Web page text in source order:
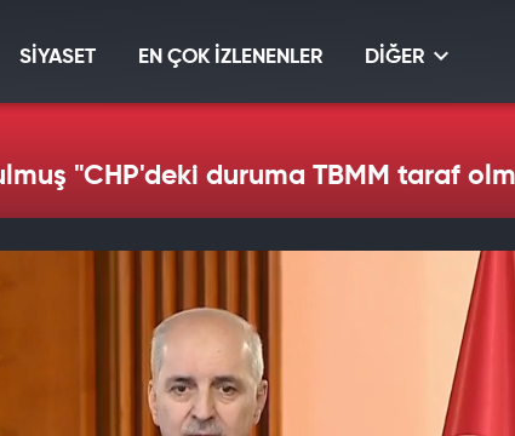
SİYASET EN ÇOK İZLENENLER DİĞER
"CHP'deki duruma TBMM taraf